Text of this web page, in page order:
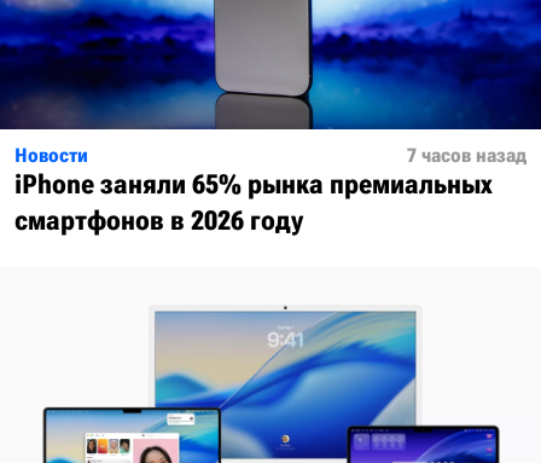
Новости 7 часов назад
iPhone заняли 65% рынка премиальных
смартфонов в 2026 году